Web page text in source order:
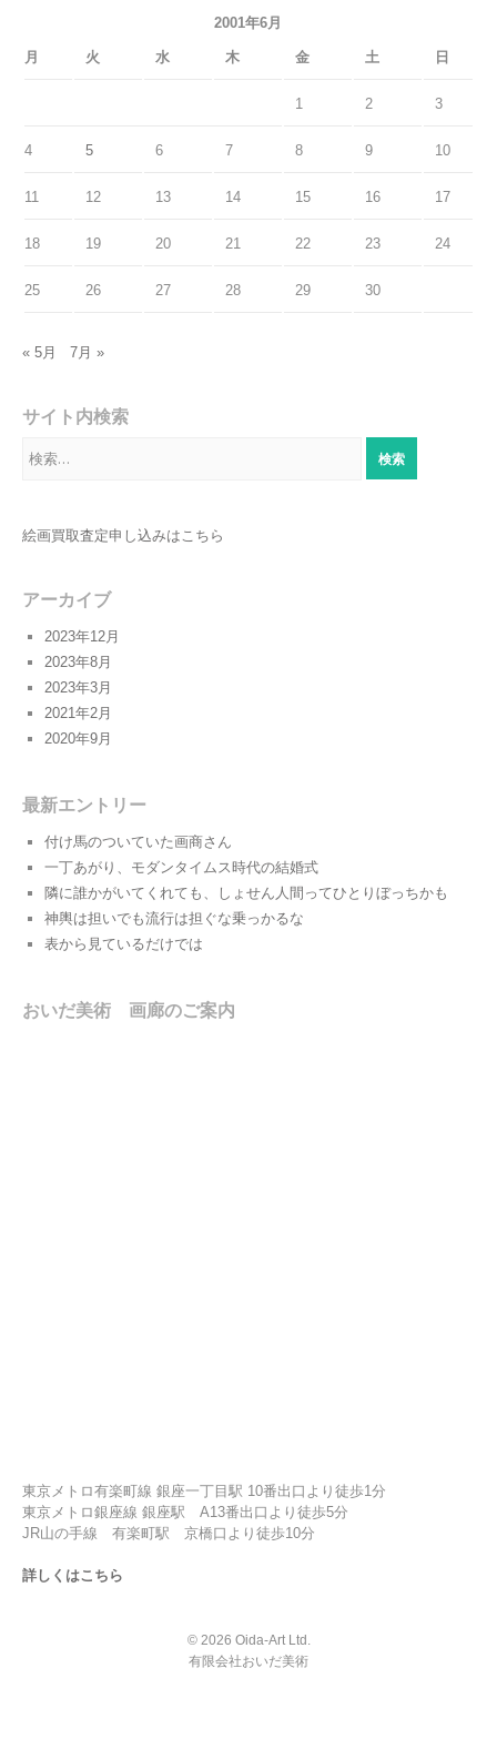
2001年6月
月 火 水 木 金 土 日
1 2 3
4 5 6 7 8 9 10
11 12 13 14 15 16 17
18 19 20 21 22 23 24
25 26 27 28 29 30
« 5月 7月 »
サイト内検索
索:
絵画買取査定申し込みはこちら
アーカイブ
2023年12月
2023年8月
2023年3月
2021年2月
2020年9月
最新エントリー
付け馬のついていた画商さん
一丁あがり、モダンタイムス時代の結婚式
隣に誰かがいてくれても、しょせん人間ってひとりぼっちかも
神輿は担いでも流行は担ぐな乗っかるな
表から見ているだけでは
おいだ美術 画廊のご案内
東京メトロ有楽町線 銀座一丁目駅 10番出口より徒歩1分
東京メトロ銀座線 銀座駅 A13番出口より徒歩5分
JR山の手線 有楽町駅 京橋口より徒歩10分
詳しくはこちら
© 2026 Oida-Art Ltd.
有限会社おいだ美術